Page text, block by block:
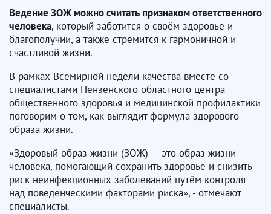
Ведение ЗОЖ можно считать признаком ответственного
человека, который заботится о своём здоровье и
благополучии, а также стремится к гармоничной и
счастливой жизни.
В рамках Всемирной недели качества вместе со
специалистами Пензенского областного центра
общественного здоровья и медицинской профилактики
поговорим о том, как выглядит формула здорового
образа жизни.
«Здоровый образ жизни (ЗОЖ) — это образ жизни
человека, помогающий сохранить здоровье и снизить
риск неинфекционных заболеваний путём контроля
над поведенческими факторами риска», - отмечают
специалисты.